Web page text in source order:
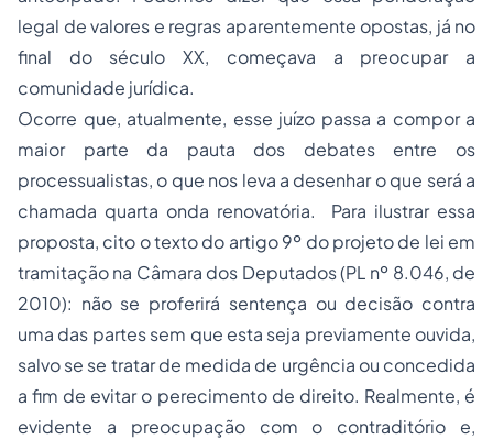
legal de valores e regras aparentemente opostas, já no
final do século XX, começava a preocupar a
comunidade jurídica.
Ocorre que, atualmente, esse juízo passa a compor a
maior parte da pauta dos debates entre os
processualistas, o que nos leva a desenhar o que será a
chamada quarta onda renovatória. Para ilustrar essa
proposta, cito o texto do artigo 9º do projeto de lei em
tramitação na Câmara dos Deputados (PL nº 8.046, de
2010): não se proferirá sentença ou decisão contra
uma das partes sem que esta seja previamente ouvida,
salvo se se tratar de medida de urgência ou concedida
a fim de evitar o perecimento de direito. Realmente, é
evidente a preocupação com o contraditório e,